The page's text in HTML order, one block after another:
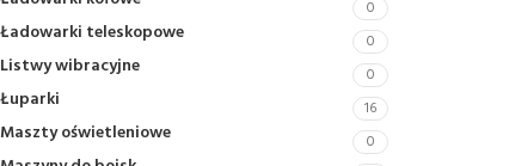
0
Ładowarki teleskopowe 0
Listwy wibracyjne 0
Łuparki 16
Maszty oświetleniowe 0